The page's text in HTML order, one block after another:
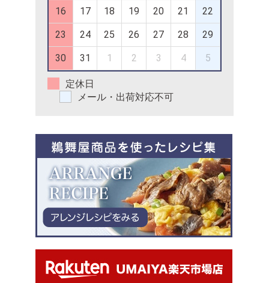
16 17 18 19 20 21 22
23 24 25 26 27 28 29
30 31 1 2 3 4 5
定休日
メール・出荷対応不可